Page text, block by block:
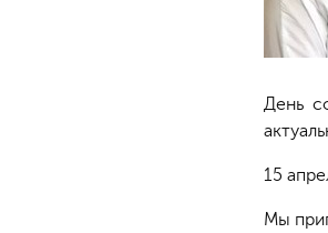
День
15
Мы